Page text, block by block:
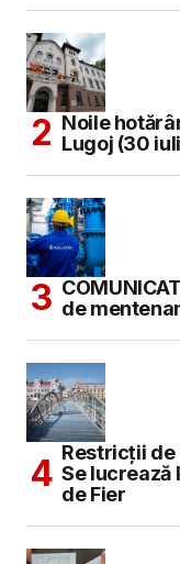
Noile
Lugoj (30
de
Restricții
Se lucrează
de Fier